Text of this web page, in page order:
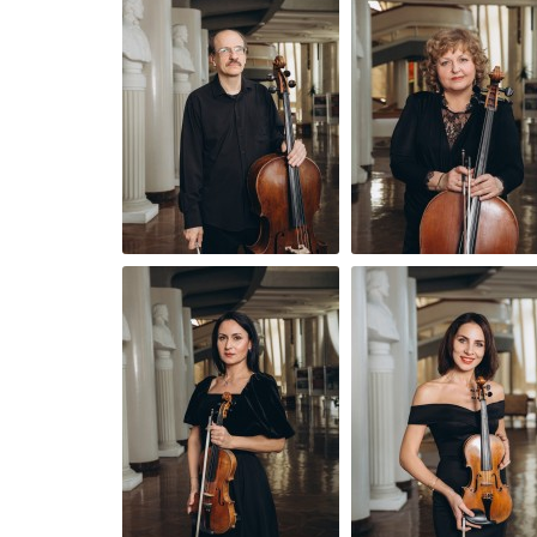
Официальная группа коллектива